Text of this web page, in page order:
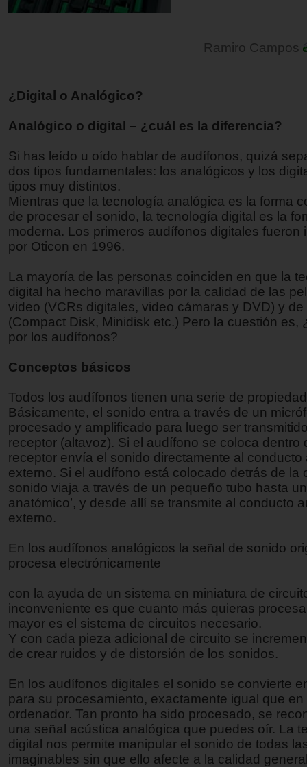
Ramiro Campos
¿Digital o Analógico?
Analógico o digital – ¿cuál es la diferencia?
Si has leído u oído hablar de audífonos, quizá
dos tipos fundamentales: los analógicos y los
tipos muy distintos.
Mientras que la tecnología analógica es la forma
de procesar el sonido, la tecnología digital es la
moderna. Los primeros audífonos digitales fueron
por Oticon en 1996.
La mayoría de las personas coinciden en que la
digital ha hecho maravillas por la calidad de las
video (VCRs digitales, video cámaras y DVD) y
(Compact Disk, Minidisk etc.) Pero la cuestión es,
por los audífonos?
Conceptos básicos
Todos los audífonos tienen una serie de
Básicamente, el sonido entra a través de un
procesado y amplificado para luego ser
receptor (altavoz). Si el audífono se coloca dentro
receptor envía el sonido directamente al conducto
externo. Si el audífono está colocado detrás de la
sonido viaja a través de un pequeño tubo hasta un
anatómico’, y desde allí se transmite al conducto
externo.
En los audífonos analógicos la señal de sonido
procesa electrónicamente
con la ayuda de un sistema en miniatura de
inconveniente es que cuanto más quieras
mayor es el sistema de circuitos necesario.
Y con cada pieza adicional de circuito se
de crear ruidos y de distorsión de los sonidos.
En los audífonos digitales el sonido se convierte
para su procesamiento, exactamente igual que en
ordenador. Tan pronto ha sido procesado, se
una señal acústica analógica que puedes oír. La
digital nos permite manipular el sonido de todas
imaginables sin que ello afecte a la calidad